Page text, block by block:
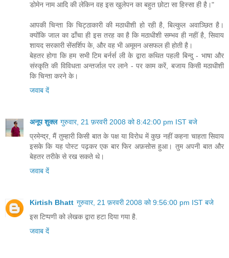
डोमेन नाम आदि की लेकिन वह इस खुलेपन का बहुत छोटा सा हिस्सा ही है।"
आपकी चिन्ता कि चिट्ठाकारी की मठाधीशी हो रही है, बिल्कुल अवाञ्छित है।
क्योंकि जाल का ढाँचा ही इस तरह का है कि मठाधीशी सम्भव ही नहीं है, सिवाय
शायद सरकारी सेंसर्शिप के, और वह भी अमूमन असफल ही होती है।
बेहतर होगा कि हम सभी टिम बर्नर्स ली के द्वारा कथित पहली बिन्दु - भाषा और
संस्कृति की विविधता अन्तर्जाल पर लाने - पर काम करें, बजाय किसी मठाधीशी
कि चिन्ता करने के।
जवाब दें
अनूप शुक्ल गुरुवार, 21 फ़रवरी 2008 को 8:42:00 pm IST बजे
प्रमेन्द्र, मैं तुम्हारी किसी बात के पक्ष या विरोध में कुछ नहीं कहना चाहता सिवाय
इसके कि यह पोस्ट पढ़कर एक बार फिर अफ़सोस हुआ। तुम अपनी बात और
बेहतर तरीके से रख सकते थे।
जवाब दें
Kirtish Bhatt गुरुवार, 21 फ़रवरी 2008 को 9:56:00 pm IST बजे
इस टिप्पणी को लेखक द्वारा हटा दिया गया है.
जवाब दें